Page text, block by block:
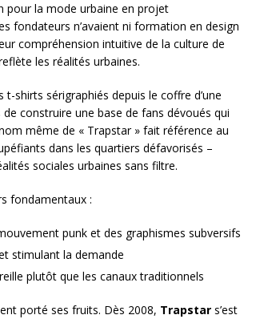
pour la mode urbaine en projet
fondateurs n’avaient ni formation en design
compréhension intuitive de la culture de
les réalités urbaines.
shirts sérigraphiés depuis le coffre d’une
construire une base de fans dévoués qui
même de « Trapstar » fait référence au
dans les quartiers défavorisés –
sociales urbaines sans filtre.
fondamentaux :
punk et des graphismes subversifs
stimulant la demande
plutôt que les canaux traditionnels
porté ses fruits. Dès 2008, Trapstar s’est